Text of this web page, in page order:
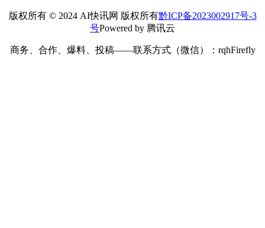
版权所有 © 2024 AI快讯网 版权所有黔ICP备2023002917号-3
号Powered by 腾讯云
商务、合作、爆料、投稿——联系方式（微信）：rqhFirefly